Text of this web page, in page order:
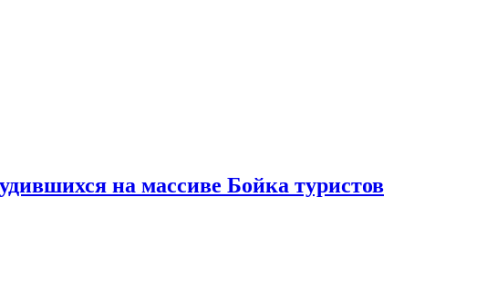
на массиве Бойка туристов